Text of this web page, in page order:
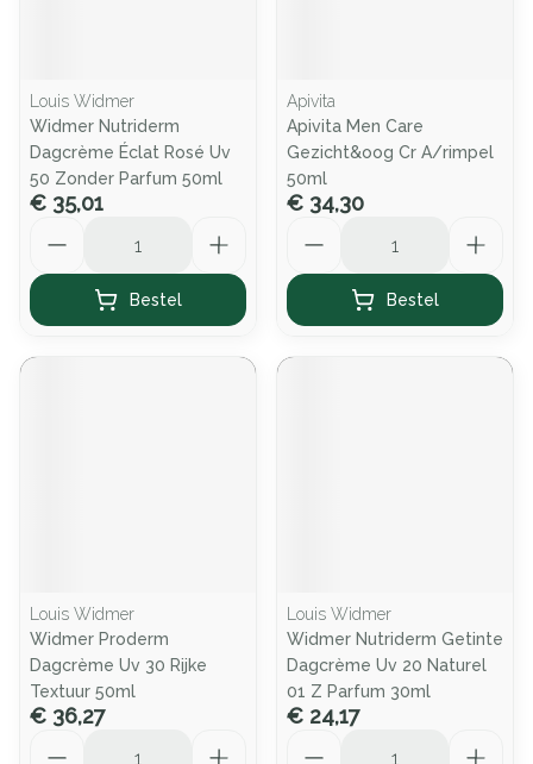
Louis Widmer
Widmer Nutriderm
Dagcrème Éclat Rosé Uv
50 Zonder Parfum 50ml
€ 35,01
Bestel
Apivita
Apivita Men Care
Gezicht&oog Cr A/rimpel
50ml
€ 34,30
Bestel
Louis Widmer
Widmer Proderm
Dagcrème Uv 30 Rijke
Textuur 50ml
€ 36,27
Louis Widmer
Widmer Nutriderm Getinte
Dagcrème Uv 20 Naturel
01 Z Parfum 30ml
€ 24,17